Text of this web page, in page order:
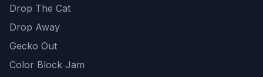
Drop The Cat
Drop Away
Gecko Out
Color Block Jam